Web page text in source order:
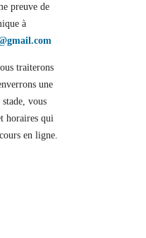
preuve de
à
traiterons
une
vous
horaires qui
en ligne.